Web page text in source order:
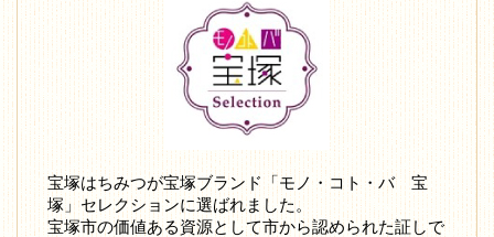
宝塚はちみつが宝塚ブランド「モノ・コト・バ 宝
塚」セレクションに選ばれました。
宝塚市の価値ある資源として市から認められた証しで